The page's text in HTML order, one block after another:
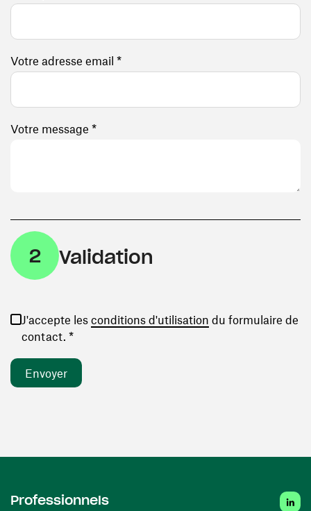
Votre adresse email *
Votre message *
2 Validation
J'accepte les conditions d'utilisation (ouvre une
du formulaire de
contact. *
Professionnels